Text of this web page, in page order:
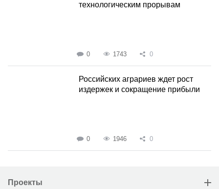
технологическим прорывам
0 1743 0
Российских аграриев ждет рост
издержек и сокращение прибыли
0 1946 0
Проекты